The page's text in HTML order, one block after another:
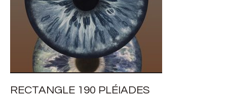
RECTANGLE 190 PLÉIADES